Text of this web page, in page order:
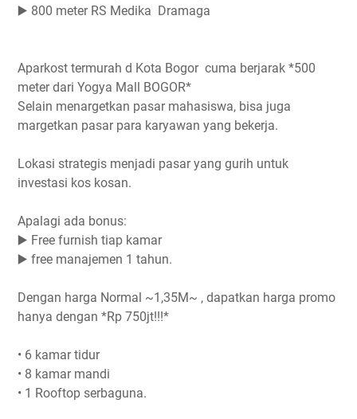
▶️ 800 meter RS Medika Dramaga
Aparkost termurah d Kota Bogor cuma berjarak *500
meter dari Yogya Mall BOGOR*
Selain menargetkan pasar mahasiswa, bisa juga
margetkan pasar para karyawan yang bekerja.
Lokasi strategis menjadi pasar yang gurih untuk
investasi kos kosan.
Apalagi ada bonus:
▶️ Free furnish tiap kamar
▶️ free manajemen 1 tahun.
Dengan harga Normal ~1,35M~ , dapatkan harga promo
hanya dengan *Rp 750jt!!!*
• 6 kamar tidur
• 8 kamar mandi
• 1 Rooftop serbaguna.